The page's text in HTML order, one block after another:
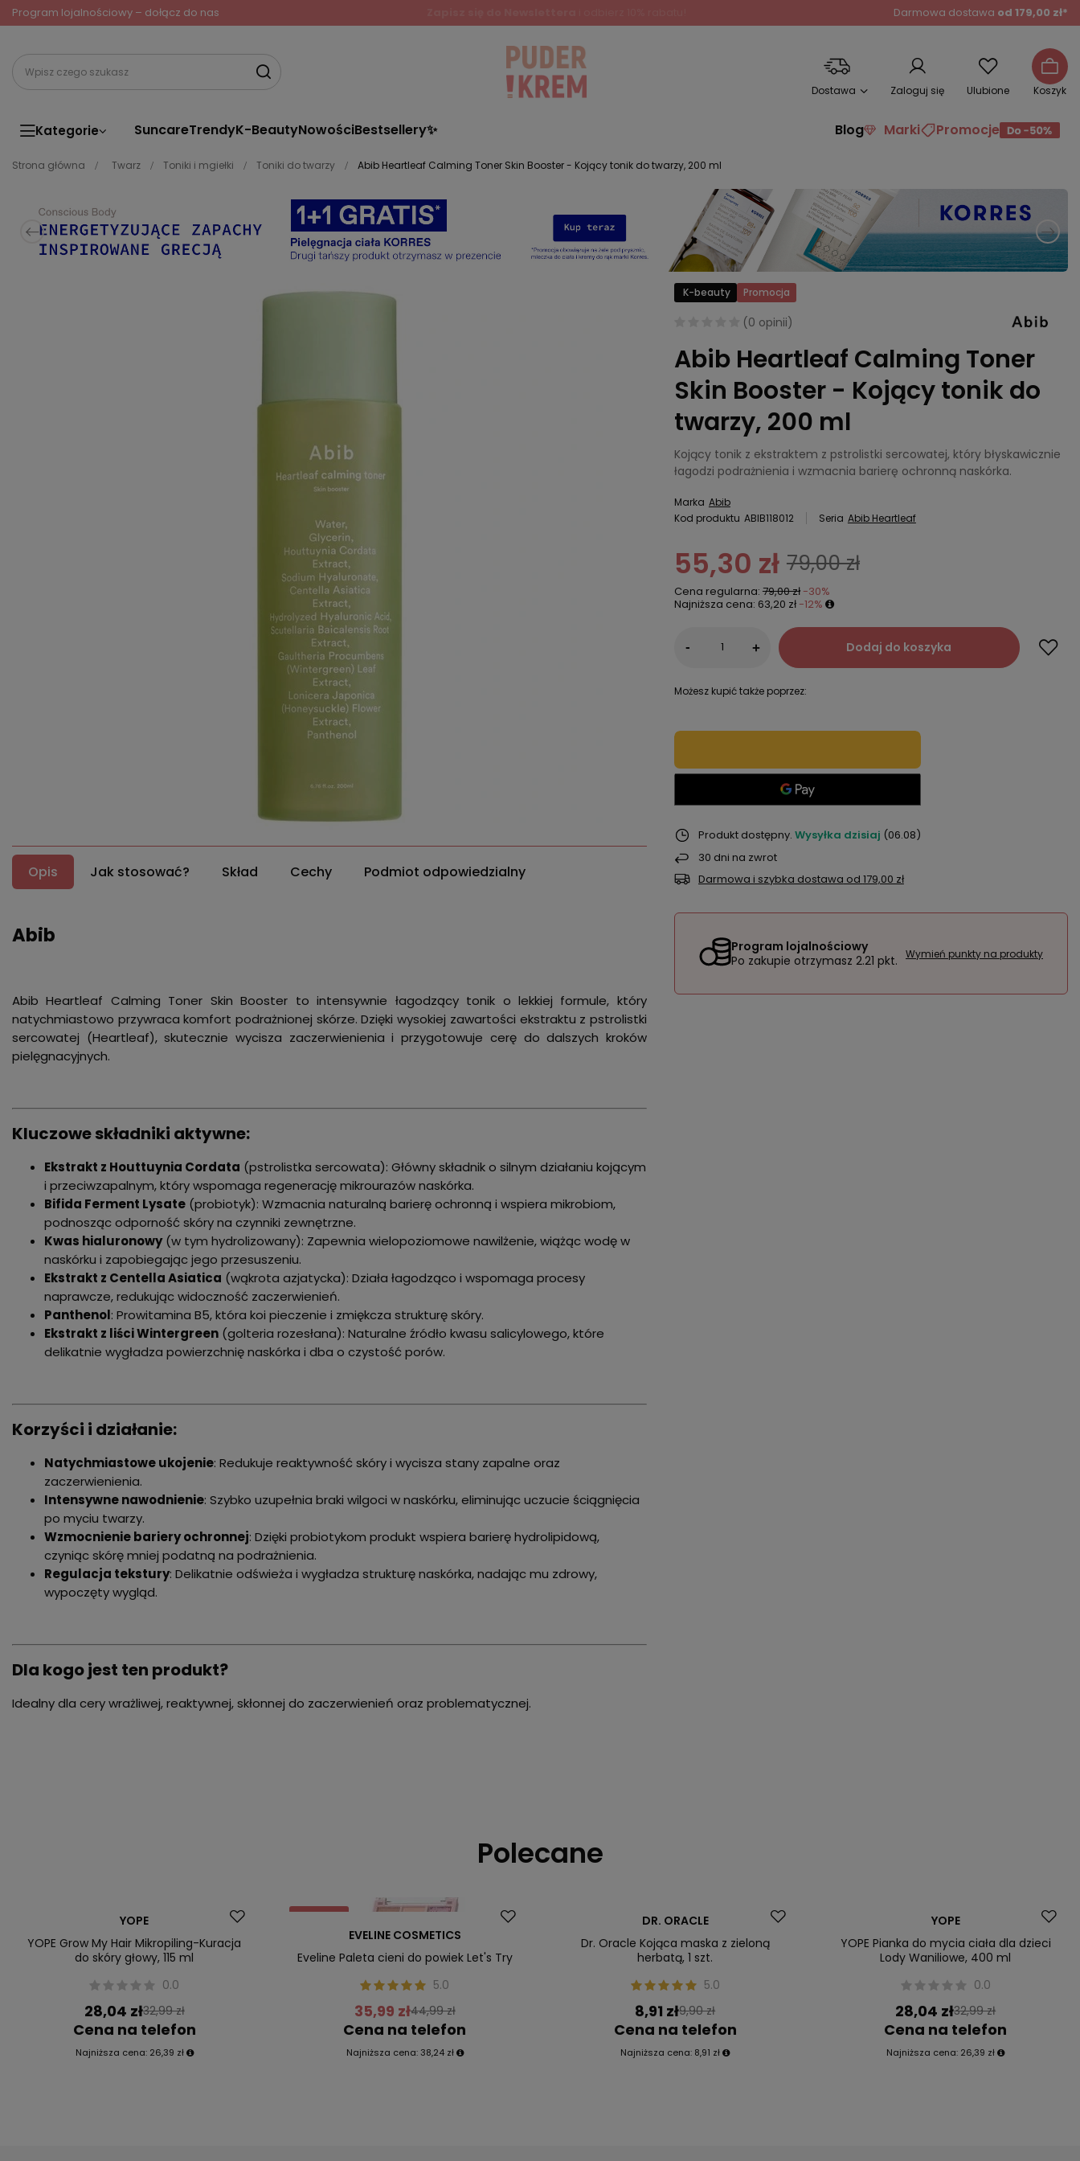
Program lojalnościowy – dołącz do nas Darmowa dostawa od 179,00 zł*
Dostawa Zaloguj się Ulubione Koszyk
Kategorie SuncareTrendyK-BeautyNowościBestsellery✨ Blog Marki Promocje
Strona główna Twarz Toniki i mgiełki Toniki do twarzy Abib Heartleaf Calming Toner Skin Booster - Kojący tonik do twarzy, 200 ml
Opis Jak stosować? Skład Cechy Podmiot odpowiedzialny
Abib
Abib Heartleaf Calming Toner Skin Booster to intensywnie łagodzący tonik o lekkiej formule, który
natychmiastowo przywraca komfort podrażnionej skórze. Dzięki wysokiej zawartości ekstraktu z pstrolistki
sercowatej (Heartleaf), skutecznie wycisza zaczerwienienia i przygotowuje cerę do dalszych kroków
pielęgnacyjnych.
Kluczowe składniki aktywne:
Ekstrakt z Houttuynia Cordata (pstrolistka sercowata): Główny składnik o silnym działaniu kojącym
i przeciwzapalnym, który wspomaga regenerację mikrourazów naskórka.
Bifida Ferment Lysate (probiotyk): Wzmacnia naturalną barierę ochronną i wspiera mikrobiom,
podnosząc odporność skóry na czynniki zewnętrzne.
Kwas hialuronowy(w tym hydrolizowany): Zapewnia wielopoziomowe nawilżenie, wiążąc wodę w
naskórku i zapobiegając jego przesuszeniu.
Ekstrakt z Centella Asiatica (wąkrota azjatycka): Działa łagodząco i wspomaga procesy
naprawcze, redukując widoczność zaczerwienień.
Panthenol: Prowitamina B5, która koi pieczenie i zmiękcza strukturę skóry.
Ekstrakt z liści Wintergreen (golteria rozesłana): Naturalne źródło kwasu salicylowego, które
delikatnie wygładza powierzchnię naskórka i dba o czystość porów.
Korzyści i działanie:
Natychmiastowe ukojenie: Redukuje reaktywność skóry i wycisza stany zapalne oraz
zaczerwienienia.
Intensywne nawodnienie: Szybko uzupełnia braki wilgoci w naskórku, eliminując uczucie ściągnięcia
po myciu twarzy.
Wzmocnienie bariery ochronnej: Dzięki probiotykom produkt wspiera barierę hydrolipidową,
czyniąc skórę mniej podatną na podrażnienia.
Regulacja tekstury: Delikatnie odświeża i wygładza strukturę naskórka, nadając mu zdrowy,
wypoczęty wygląd.
Dla kogo jest ten produkt?
Idealny dla cery wrażliwej, reaktywnej, skłonnej do zaczerwienień oraz problematycznej.
K-beauty Promocja
(0 opinii)
Abib Heartleaf Calming Toner
Skin Booster - Kojący tonik do
twarzy, 200 ml
Kojący tonik z ekstraktem z pstrolistki sercowatej, który błyskawicznie
łagodzi podrażnienia i wzmacnia barierę ochronną naskórka.
Marka Abib
Kod produktu ABIB118012 Seria Abib Heartleaf
55,30 zł 79,00 zł
Cena regularna: 79,00 zł -30%
Najniższa cena: 63,20 zł -12%
- + Dodaj do koszyka
Możesz kupić także poprzez:
Produkt dostępny Wysyłka dzisiaj (06.08)
30 dni na zwrot
Darmowa i szybka dostawa od 179,00 zł
Program lojalnościowy
Po zakupie otrzymasz 2.21 pkt. Wymień punkty na produkty
Polecane
YOPE
YOPE Grow My Hair Mikropiling-Kuracja
do skóry głowy, 115 ml
0.0
28,04 zł32,99 zł
Cena na telefon
Najniższa cena: 26,39 zł
Promocja
EVELINE COSMETICS
Eveline Paleta cieni do powiek Let's Try
5.0
35,99 zł44,99 zł
Cena na telefon
Najniższa cena: 38,24 zł
DR. ORACLE
Dr. Oracle Kojąca maska z zieloną
herbatą, 1 szt.
5.0
8,91 zł9,90 zł
Cena na telefon
Najniższa cena: 8,91 zł
YOPE
YOPE Pianka do mycia ciała dla dzieci
Lody Waniliowe, 400 ml
0.0
28,04 zł32,99 zł
Cena na telefon
Najniższa cena: 26,39 zł